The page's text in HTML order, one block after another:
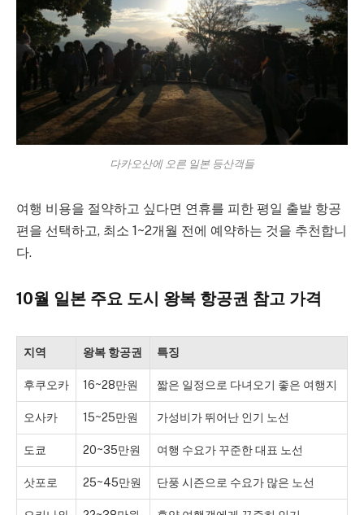
다카오산에 오른 일본 등산객들
여행 비용을 절약하고 싶다면 연휴를 피한 평일 출발 항공
편을 선택하고, 최소 1~2개월 전에 예약하는 것을 추천합니
다.
10월 일본 주요 도시 왕복 항공권 참고 가격
지역 왕복 항공권 특징
후쿠오카 16~28만원 짧은 일정으로 다녀오기 좋은 여행지
오사카 15~25만원 가성비가 뛰어난 인기 노선
도쿄 20~35만원 여행 수요가 꾸준한 대표 노선
삿포로 25~45만원 단풍 시즌으로 수요가 많은 노선